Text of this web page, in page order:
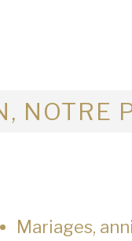
NOTRE
Mariages,